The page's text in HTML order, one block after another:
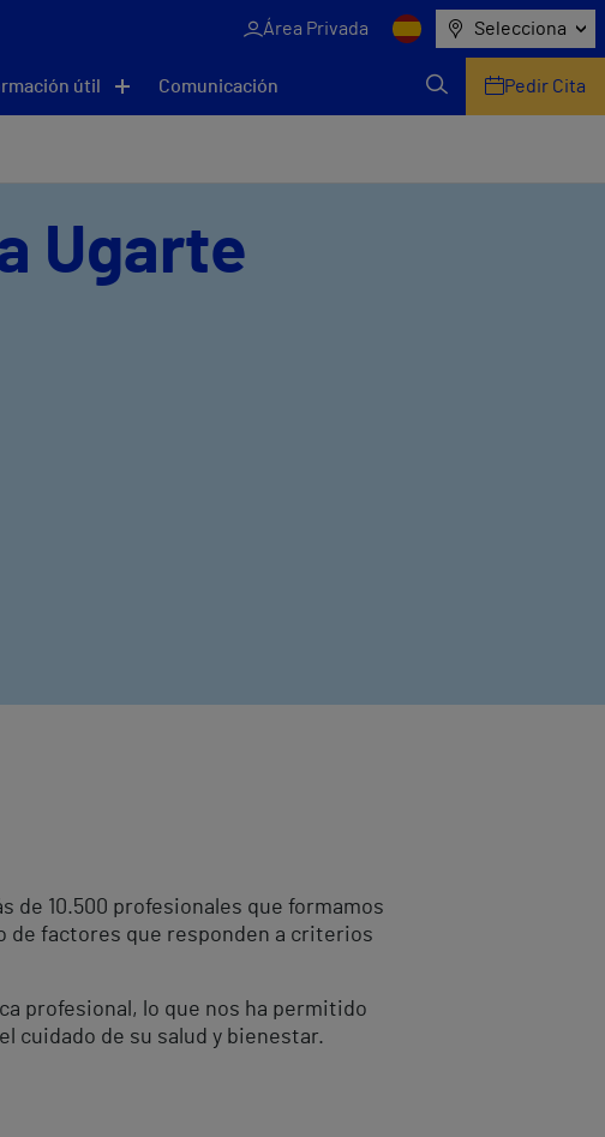
Área Privada Selecciona
útil Comunicación Pedir Cita
Ugarte
de 10.500 profesionales que formamos
de factores que responden a criterios
profesional, lo que nos ha permitido
cuidado de su salud y bienestar.